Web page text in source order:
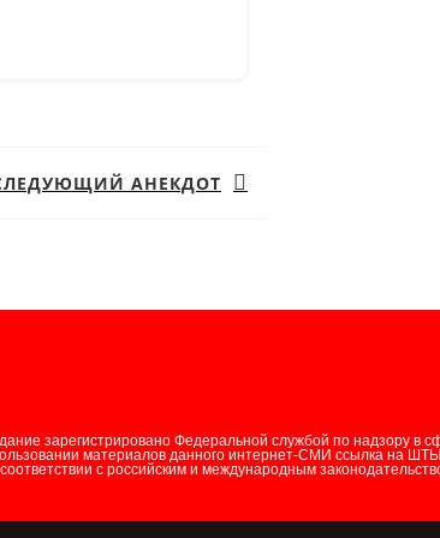
АНЕКДОТ
зарегистрировано Федеральной службой по надзору в
материалов данного интернет-СМИ ссылка на
с российским и международным